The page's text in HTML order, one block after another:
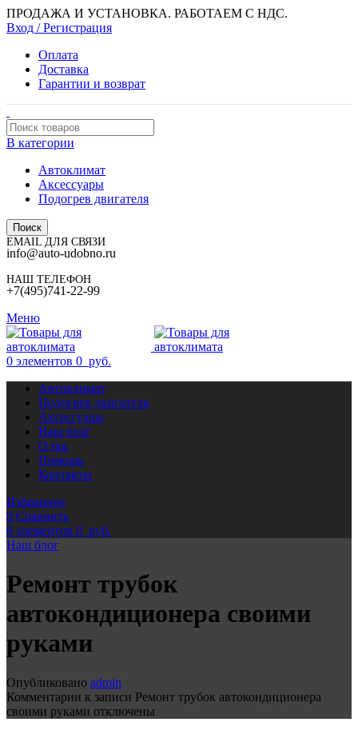
ПРОДАЖА И УСТАНОВКА. РАБОТАЕМ С НДС.
Вход / Регистрация
Оплата
Доставка
Гарантии и возврат
В категории
Автоклимат
Аксессуары
Подогрев двигателя
Поиск
EMAIL ДЛЯ СВЯЗИ
info@auto-udobno.ru
НАШ ТЕЛЕФОН
+7(495)741-22-99
Меню
0 элементов 0 руб.
Автоклимат
Подогрев двигателя
Аксессуары
Наш блог
О нас
Помощь
Контакты
Избранное
0 Сравнить
0 элементов 0 руб.
Наш блог
Ремонт трубок
автокондиционера своими
руками
Опубликовано admin
Комментарии к записи Ремонт трубок автокондиционера
своими руками отключены